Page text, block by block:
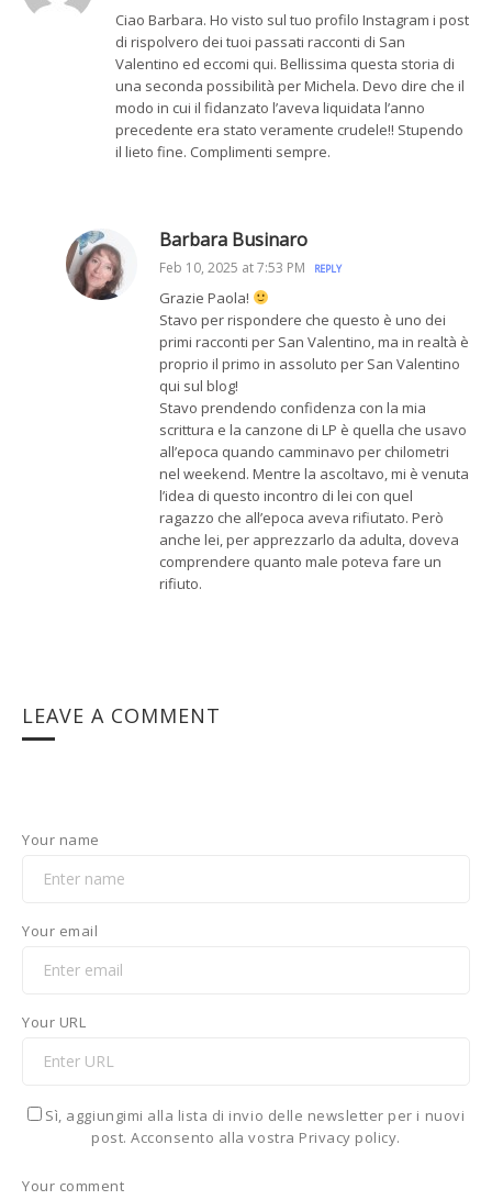
Ciao Barbara. Ho visto sul tuo profilo Instagram i post
di rispolvero dei tuoi passati racconti di San
Valentino ed eccomi qui. Bellissima questa storia di
una seconda possibilità per Michela. Devo dire che il
modo in cui il fidanzato l’aveva liquidata l’anno
precedente era stato veramente crudele!! Stupendo
il lieto fine. Complimenti sempre.
Barbara Businaro
Feb 10, 2025 at 7:53 PM REPLY
Grazie Paola!
Stavo per rispondere che questo è uno dei
primi racconti per San Valentino, ma in realtà è
proprio il primo in assoluto per San Valentino
qui sul blog!
Stavo prendendo confidenza con la mia
scrittura e la canzone di LP è quella che usavo
all’epoca quando camminavo per chilometri
nel weekend. Mentre la ascoltavo, mi è venuta
l’idea di questo incontro di lei con quel
ragazzo che all’epoca aveva rifiutato. Però
anche lei, per apprezzarlo da adulta, doveva
comprendere quanto male poteva fare un
rifiuto.
LEAVE A COMMENT
Your name
Your email
Your URL
Sì, aggiungimi alla lista di invio delle newsletter per i nuovi
post. Acconsento alla vostra Privacy policy.
Your comment